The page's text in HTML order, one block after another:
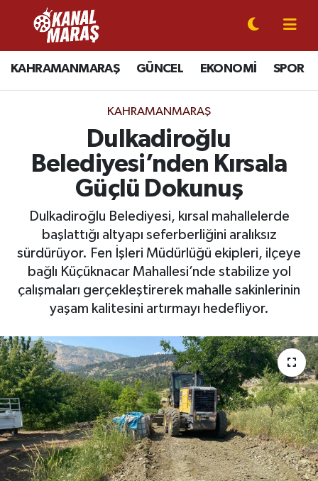
KAHRAMANMARAŞ GÜNCEL EKONOMİ SPOR
KAHRAMANMARAŞ
Dulkadiroğlu
Belediyesi’nden Kırsala
Güçlü Dokunuş
Dulkadiroğlu Belediyesi, kırsal mahallelerde
başlattığı altyapı seferberliğini aralıksız
sürdürüyor. Fen İşleri Müdürlüğü ekipleri, ilçeye
bağlı Küçüknacar Mahallesi’nde stabilize yol
çalışmaları gerçekleştirerek mahalle sakinlerinin
yaşam kalitesini artırmayı hedefliyor.
CANLI YAYIN
KAHRAMANMARAŞ
SPOR
SİYASET
EKONOMİ
GÜNDEM
MAGAZİN
SAĞLIK
EĞİTİM
BÖLGE
KEŞFET
Kahramanmaraş Nöbetçi Eczaneler
Kahramanmaraş Hava Durumu
Kahramanmaraş Namaz Vakitleri
Kahramanmaraş Trafik Yoğunluk Haritası
Süper Lig Puan Durumu ve Fikstür
Tüm Manşetler
Son Dakika Haberleri
Haber Arşivi